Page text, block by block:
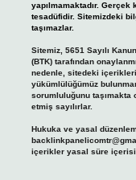
yapılmamaktadır.
tesadüfidir. Sitemizdeki
taşımazlar.
Sitemiz, 5651 Sayılı
(BTK) tarafından
nedenle, sitedeki
yükümlülüğümüz
sorumluluğunu taşımakta
etmiş sayılırlar.
Hukuka ve yasal
içerikler yasal süre